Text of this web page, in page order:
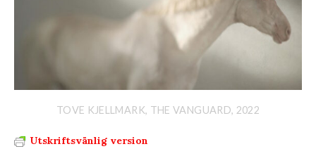
TOVE KJELLMARK, THE VANGUARD, 2022
Utskriftsvänlig version